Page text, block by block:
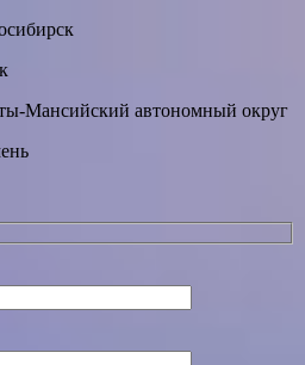
Мансийский автономный округ